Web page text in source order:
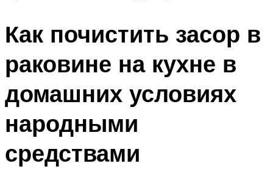
Как почистить засор в
раковине на кухне в
домашних условиях
народными
средствами